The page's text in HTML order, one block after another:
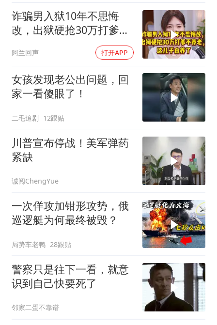
诈骗男入狱10年不思悔
改，出狱硬抢30万打爹不
养老，这儿子白养了
阿兰回声 打开APP
女孩发现老公出问题，回
家一看傻眼了！
二毛追剧 12跟贴
川普宣布停战！美军弹药
紧缺
诚阅ChengYue
一次佯攻加钳形攻势，俄
巡逻艇为何最终被毁？
局势车老鸭 28跟贴
警察只是往下一看，就意
识到自己快要死了
邻家二蛋不靠谱